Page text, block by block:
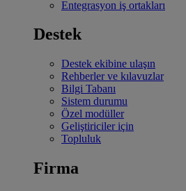
Entegrasyon iş ortakları
Destek
Destek ekibine ulaşın
Rehberler ve kılavuzlar
Bilgi Tabanı
Sistem durumu
Özel modüller
Geliştiriciler için
Topluluk
Firma